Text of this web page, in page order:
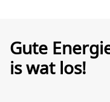
Gute
is wat los!